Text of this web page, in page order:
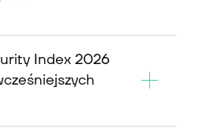
Index 2026